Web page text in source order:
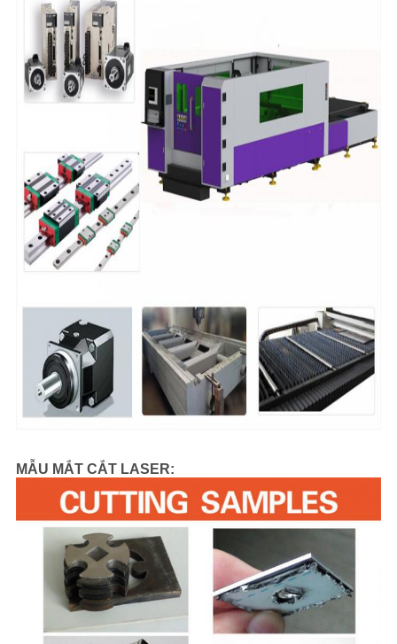
MẪU MẮT CẮT LASER: